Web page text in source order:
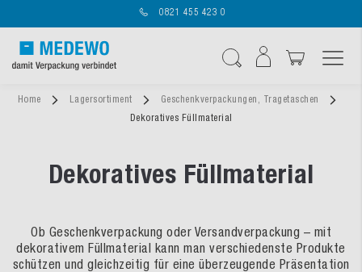
0821 455 423 0
Home Lagersortiment
Geschenkverpackungen, Tragetaschen
Dekoratives Füllmaterial
Dekoratives Füllmaterial
Ob Geschenkverpackung oder Versandverpackung – mit
dekorativem Füllmaterial kann man verschiedenste Produkte
schützen und gleichzeitig für eine überzeugende Präsentation